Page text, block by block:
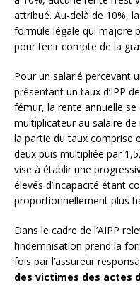
attribué. Au-delà de 10%,
formule légale qui majore
pour tenir compte de la
Pour un salarié percevant
présentant un taux d’IPP
fémur, la rente annuelle
multiplicateur au salaire
la partie du taux comprise
deux puis multipliée par
vise à établir une
élevés d’incapacité étant
proportionnellement plus
Dans le cadre de l’AIPP
l’indemnisation prend la
fois par l’assureur
des victimes des actes